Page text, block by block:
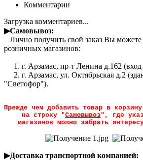
Комментарии
Загрузка комментариев...
▶Самовывоз:
Лично получить свой заказ Вы
розничных магазинов:
1. г. Арзамас, пр-т Ленина д.162 (вход
2. г. Арзамас, ул. Октябрьская д.2
"Светофор").
Прежде чем добавить товар в
на строку "Самовывоз", где
магазинов можно забрать
▶Доставка транспортной компанией: